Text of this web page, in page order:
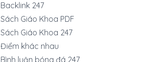
Backlink 247
Sách Giáo Khoa PDF
Sách Giáo Khoa 247
Điểm khác nhau
Bình luận bóng đá 247